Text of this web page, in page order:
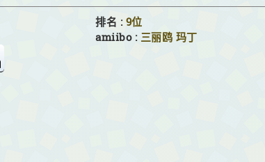
排名 : 9位
amiibo : 三丽鸥 玛丁